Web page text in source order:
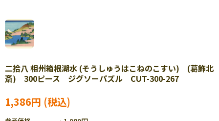
二拾八 相州箱根湖水 (そうしゅうはこねのこすい) (葛飾北
斎) 300ピース ジグソーパズル CUT-300-267
1,386円